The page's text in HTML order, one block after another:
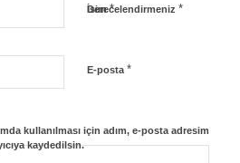
İsim*
E-posta *
kullanılması için adım, e-posta adresim
kaydedilsin.
Derecelendirmeniz *